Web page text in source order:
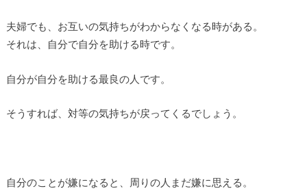
夫婦でも、お互いの気持ちがわからなくなる時がある。
それは、自分で自分を助ける時です。
自分が自分を助ける最良の人です。
そうすれば、対等の気持ちが戻ってくるでしょう。
自分のことが嫌になると、周りの人まだ嫌に思える。